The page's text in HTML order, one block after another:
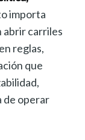
importa
abrir carriles
reglas,
que
de operar